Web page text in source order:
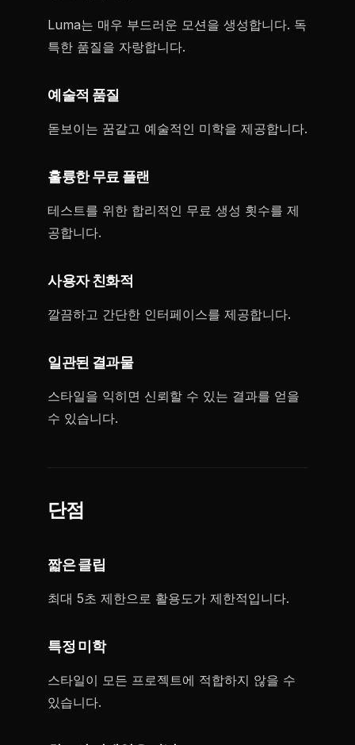
Luma는 매우 부드러운 모션을 생성합니다. 독
특한 품질을 자랑합니다.
예술적 품질
돋보이는 꿈같고 예술적인 미학을 제공합니다.
훌륭한 무료 플랜
테스트를 위한 합리적인 무료 생성 횟수를 제
공합니다.
사용자 친화적
깔끔하고 간단한 인터페이스를 제공합니다.
일관된 결과물
스타일을 익히면 신뢰할 수 있는 결과를 얻을
수 있습니다.
단점
짧은 클립
최대 5초 제한으로 활용도가 제한적입니다.
특정 미학
스타일이 모든 프로젝트에 적합하지 않을 수
있습니다.